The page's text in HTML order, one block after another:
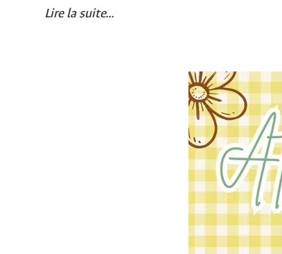
Lire la suite...